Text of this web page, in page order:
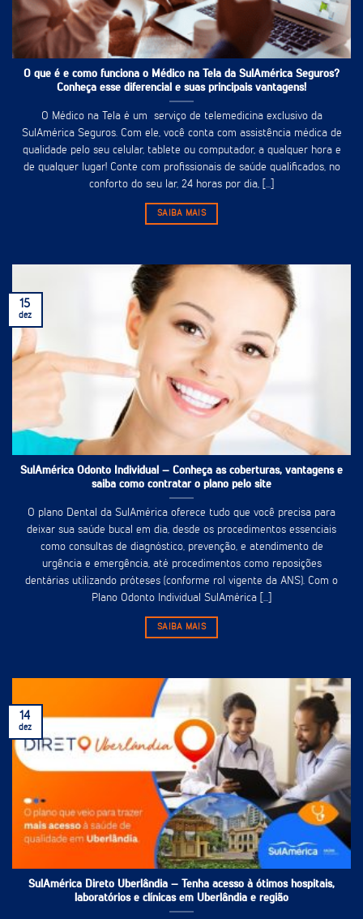
O que é e como funciona o Médico na Tela da SulAmérica Seguros?
Conheça esse diferencial e suas principais vantagens!
O Médico na Tela é um serviço de telemedicina exclusivo da
SulAmérica Seguros. Com ele, você conta com assistência médica de
qualidade pelo seu celular, tablete ou computador, a qualquer hora e
de qualquer lugar! Conte com profissionais de saúde qualificados, no
conforto do seu lar, 24 horas por dia, [...]
SAIBA MAIS
SulAmérica Odonto Individual – Conheça as coberturas, vantagens e
saiba como contratar o plano pelo site
O plano Dental da SulAmérica oferece tudo que você precisa para
deixar sua saúde bucal em dia, desde os procedimentos essenciais
como consultas de diagnóstico, prevenção, e atendimento de
urgência e emergência, até procedimentos como reposições
dentárias utilizando próteses (conforme rol vigente da ANS). Com o
Plano Odonto Individual SulAmérica [...]
SAIBA MAIS
15
dez
SulAmérica Direto Uberlândia – Tenha acesso à ótimos hospitais,
laboratórios e clínicas em Uberlândia e região
14
dez